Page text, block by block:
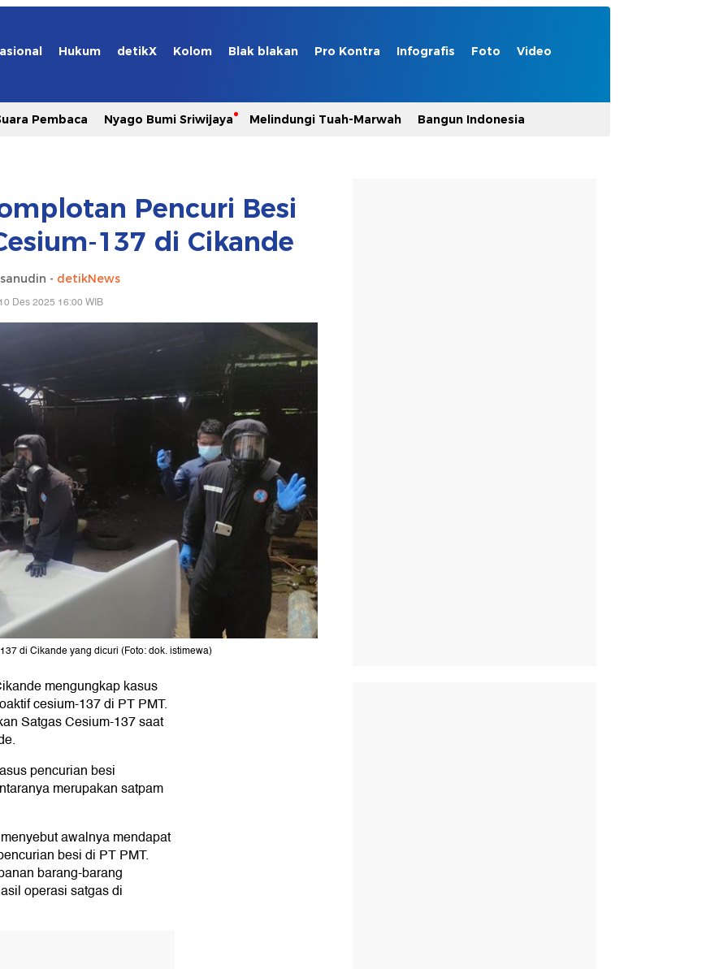
Hukum detikX Kolom Blak blakan Pro Kontra Infografis Foto Video
Pembaca Nyago Bumi Sriwijaya Melindungi Tuah-Marwah Bangun Indonesia
Pencuri Besi
137 di Cikande
- detikNews
Des 2025 16:00 WIB
di Cikande yang dicuri (Foto: dok. istimewa)
mengungkap kasus
cesium-137 di PT PMT.
Satgas Cesium-137 saat
pencurian besi
merupakan satpam
awalnya mendapat
besi di PT PMT.
barang-barang
operasi satgas di